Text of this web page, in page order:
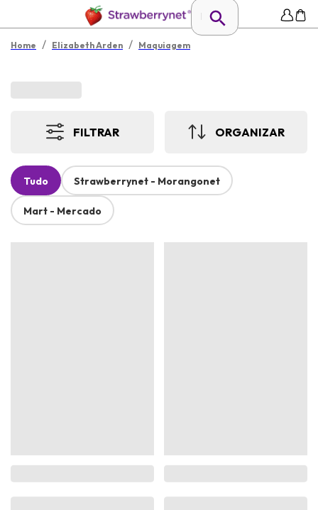
Home / Elizabeth Arden / Maquiagem
FILTRAR ORGANIZAR
Tudo Strawberrynet - Morangonet
Mart - Mercado